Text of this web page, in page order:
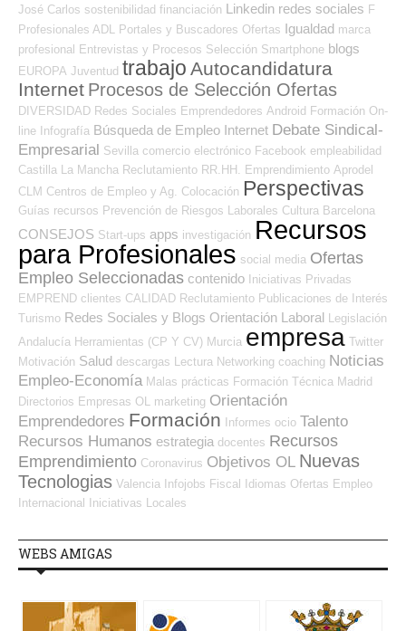
José Carlos sostenibilidad financiación Linkedin redes sociales F
Profesionales ADL Portales y Buscadores Ofertas Igualdad marca
profesional Entrevistas y Procesos Selección Smartphone blogs
EUROPA Juventud trabajo Autocandidatura
Internet Procesos de Selección Ofertas
DIVERSIDAD Redes Sociales Emprendedores Android Formación On-
line Infografía Búsqueda de Empleo Internet Debate Sindical-
Empresarial Sevilla comercio electrónico Facebook empleabilidad
Castilla La Mancha Reclutamiento RR.HH. Emprendimiento Aprodel
CLM Centros de Empleo y Ag. Colocación Perspectivas
Guías recursos Prevención de Riesgos Laborales Cultura Barcelona
CONSEJOS Start-ups apps investigación Recursos
para Profesionales social media Ofertas
Empleo Seleccionadas contenido Iniciativas Privadas
EMPREND clientes CALIDAD Reclutamiento Publicaciones de Interés
Turismo Redes Sociales y Blogs Orientación Laboral Legislación
Andalucía Herramientas (CP Y CV) Murcia empresa Twitter
Motivación Salud descargas Lectura Networking coaching Noticias
Empleo-Economía Malas prácticas Formación Técnica Madrid
Directorios Empresas OL marketing Orientación
Emprendedores Formación Informes ocio Talento
Recursos Humanos estrategia docentes Recursos
Emprendimiento Coronavirus Objetivos OL Nuevas
Tecnologias Valencia Infojobs Fiscal Idiomas Ofertas Empleo
Internacional
Iniciativas Locales
WEBS AMIGAS